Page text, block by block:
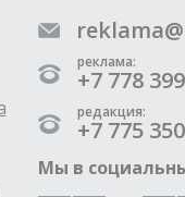
реклама:
+7 778
редакция:
+7 775
Мы в